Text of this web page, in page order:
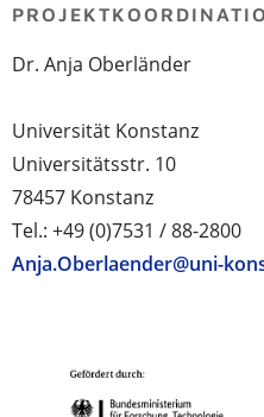
Dr. Anja Oberländer
Universität Konstanz
Universitätsstr. 10
78457 Konstanz
Tel.: +49 (0)7531 / 88-2800
Anja.Oberlaender@uni-